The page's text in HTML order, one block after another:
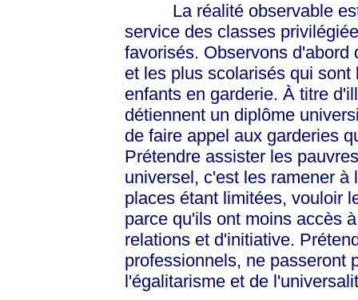
La réalité observable est
service des classes
favorisés. Observons
et les plus scolarisés qui
enfants en garderie. À titre
détiennent un diplôme
de faire appel aux garderies
Prétendre assister les
universel, c'est les ramener
places étant limitées, vouloir
parce qu'ils ont moins accès
relations et d'initiative.
professionnels, ne passeront
l'égalitarisme et de